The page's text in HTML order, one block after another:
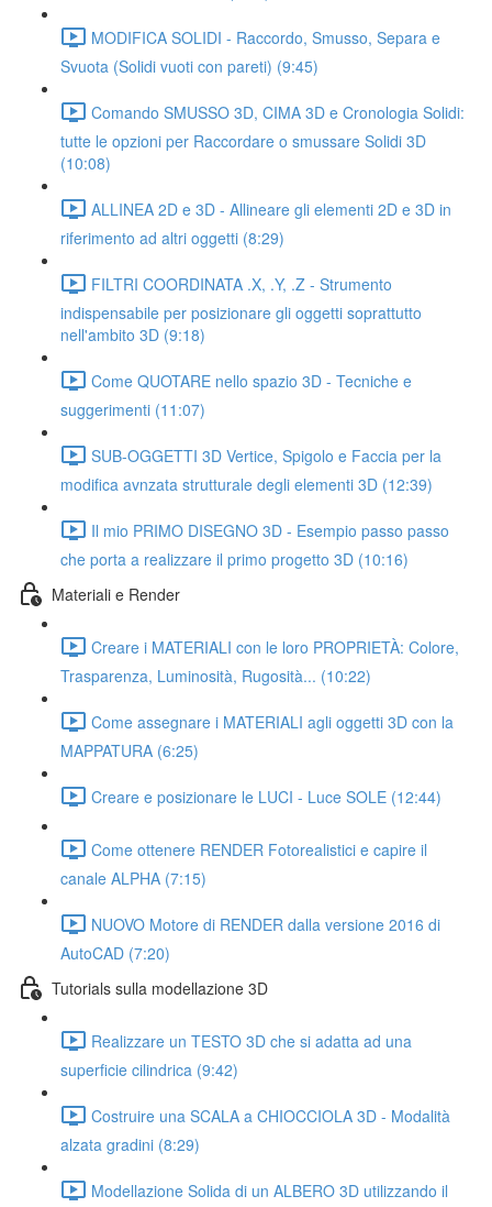
MODIFICA SOLIDI - Raccordo, Smusso, Separa e
Svuota (Solidi vuoti con pareti) (9:45)
Comando SMUSSO 3D, CIMA 3D e Cronologia Solidi:
tutte le opzioni per Raccordare o smussare Solidi 3D
(10:08)
ALLINEA 2D e 3D - Allineare gli elementi 2D e 3D in
riferimento ad altri oggetti (8:29)
FILTRI COORDINATA .X, .Y, .Z - Strumento
indispensabile per posizionare gli oggetti soprattutto
nell'ambito 3D (9:18)
Come QUOTARE nello spazio 3D - Tecniche e
suggerimenti (11:07)
SUB-OGGETTI 3D Vertice, Spigolo e Faccia per la
modifica avnzata strutturale degli elementi 3D (12:39)
Il mio PRIMO DISEGNO 3D - Esempio passo passo
che porta a realizzare il primo progetto 3D (10:16)
Materiali e Render
Creare i MATERIALI con le loro PROPRIETÀ: Colore,
Trasparenza, Luminosità, Rugosità... (10:22)
Come assegnare i MATERIALI agli oggetti 3D con la
MAPPATURA (6:25)
Creare e posizionare le LUCI - Luce SOLE (12:44)
Come ottenere RENDER Fotorealistici e capire il
canale ALPHA (7:15)
NUOVO Motore di RENDER dalla versione 2016 di
AutoCAD (7:20)
Tutorials sulla modellazione 3D
Realizzare un TESTO 3D che si adatta ad una
superficie cilindrica (9:42)
Costruire una SCALA a CHIOCCIOLA 3D - Modalità
alzata gradini (8:29)
Modellazione Solida di un ALBERO 3D utilizzando il